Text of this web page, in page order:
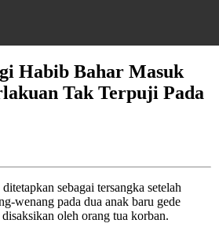
Habib Bahar Masuk
Tak Terpuji Pada
ditetapkan sebagai tersangka setelah
wenang pada dua anak baru gede
oleh orang tua korban.